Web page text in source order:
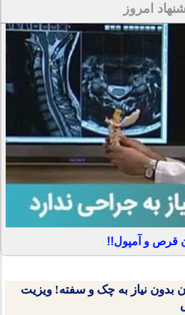
امروز
قرص و آمپول!!
بدون نیاز به چک و سفته! ویزیت